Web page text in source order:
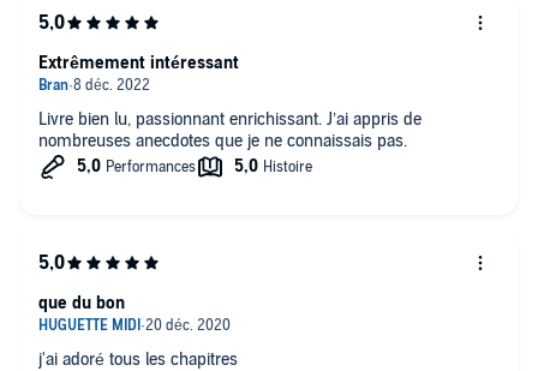
Livre bien lu, passionnant enrichissant. J’ai appris de
nombreuses anecdotes que je ne connaissais pas.
Extrêmement intéressant
j'ai adoré tous les chapitres
que du bon